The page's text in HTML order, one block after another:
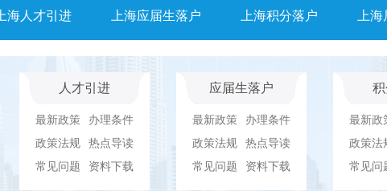
上海人才引进 上海应届生落户 上海积分落户 上
人才引进
最新政策
办理条件
政策法规
热点导读
常见问题
资料下载
应届生落户
最新政策
办理条件
政策法规
热点导读
常见问题
资料下载
最新政
政策法
常见问